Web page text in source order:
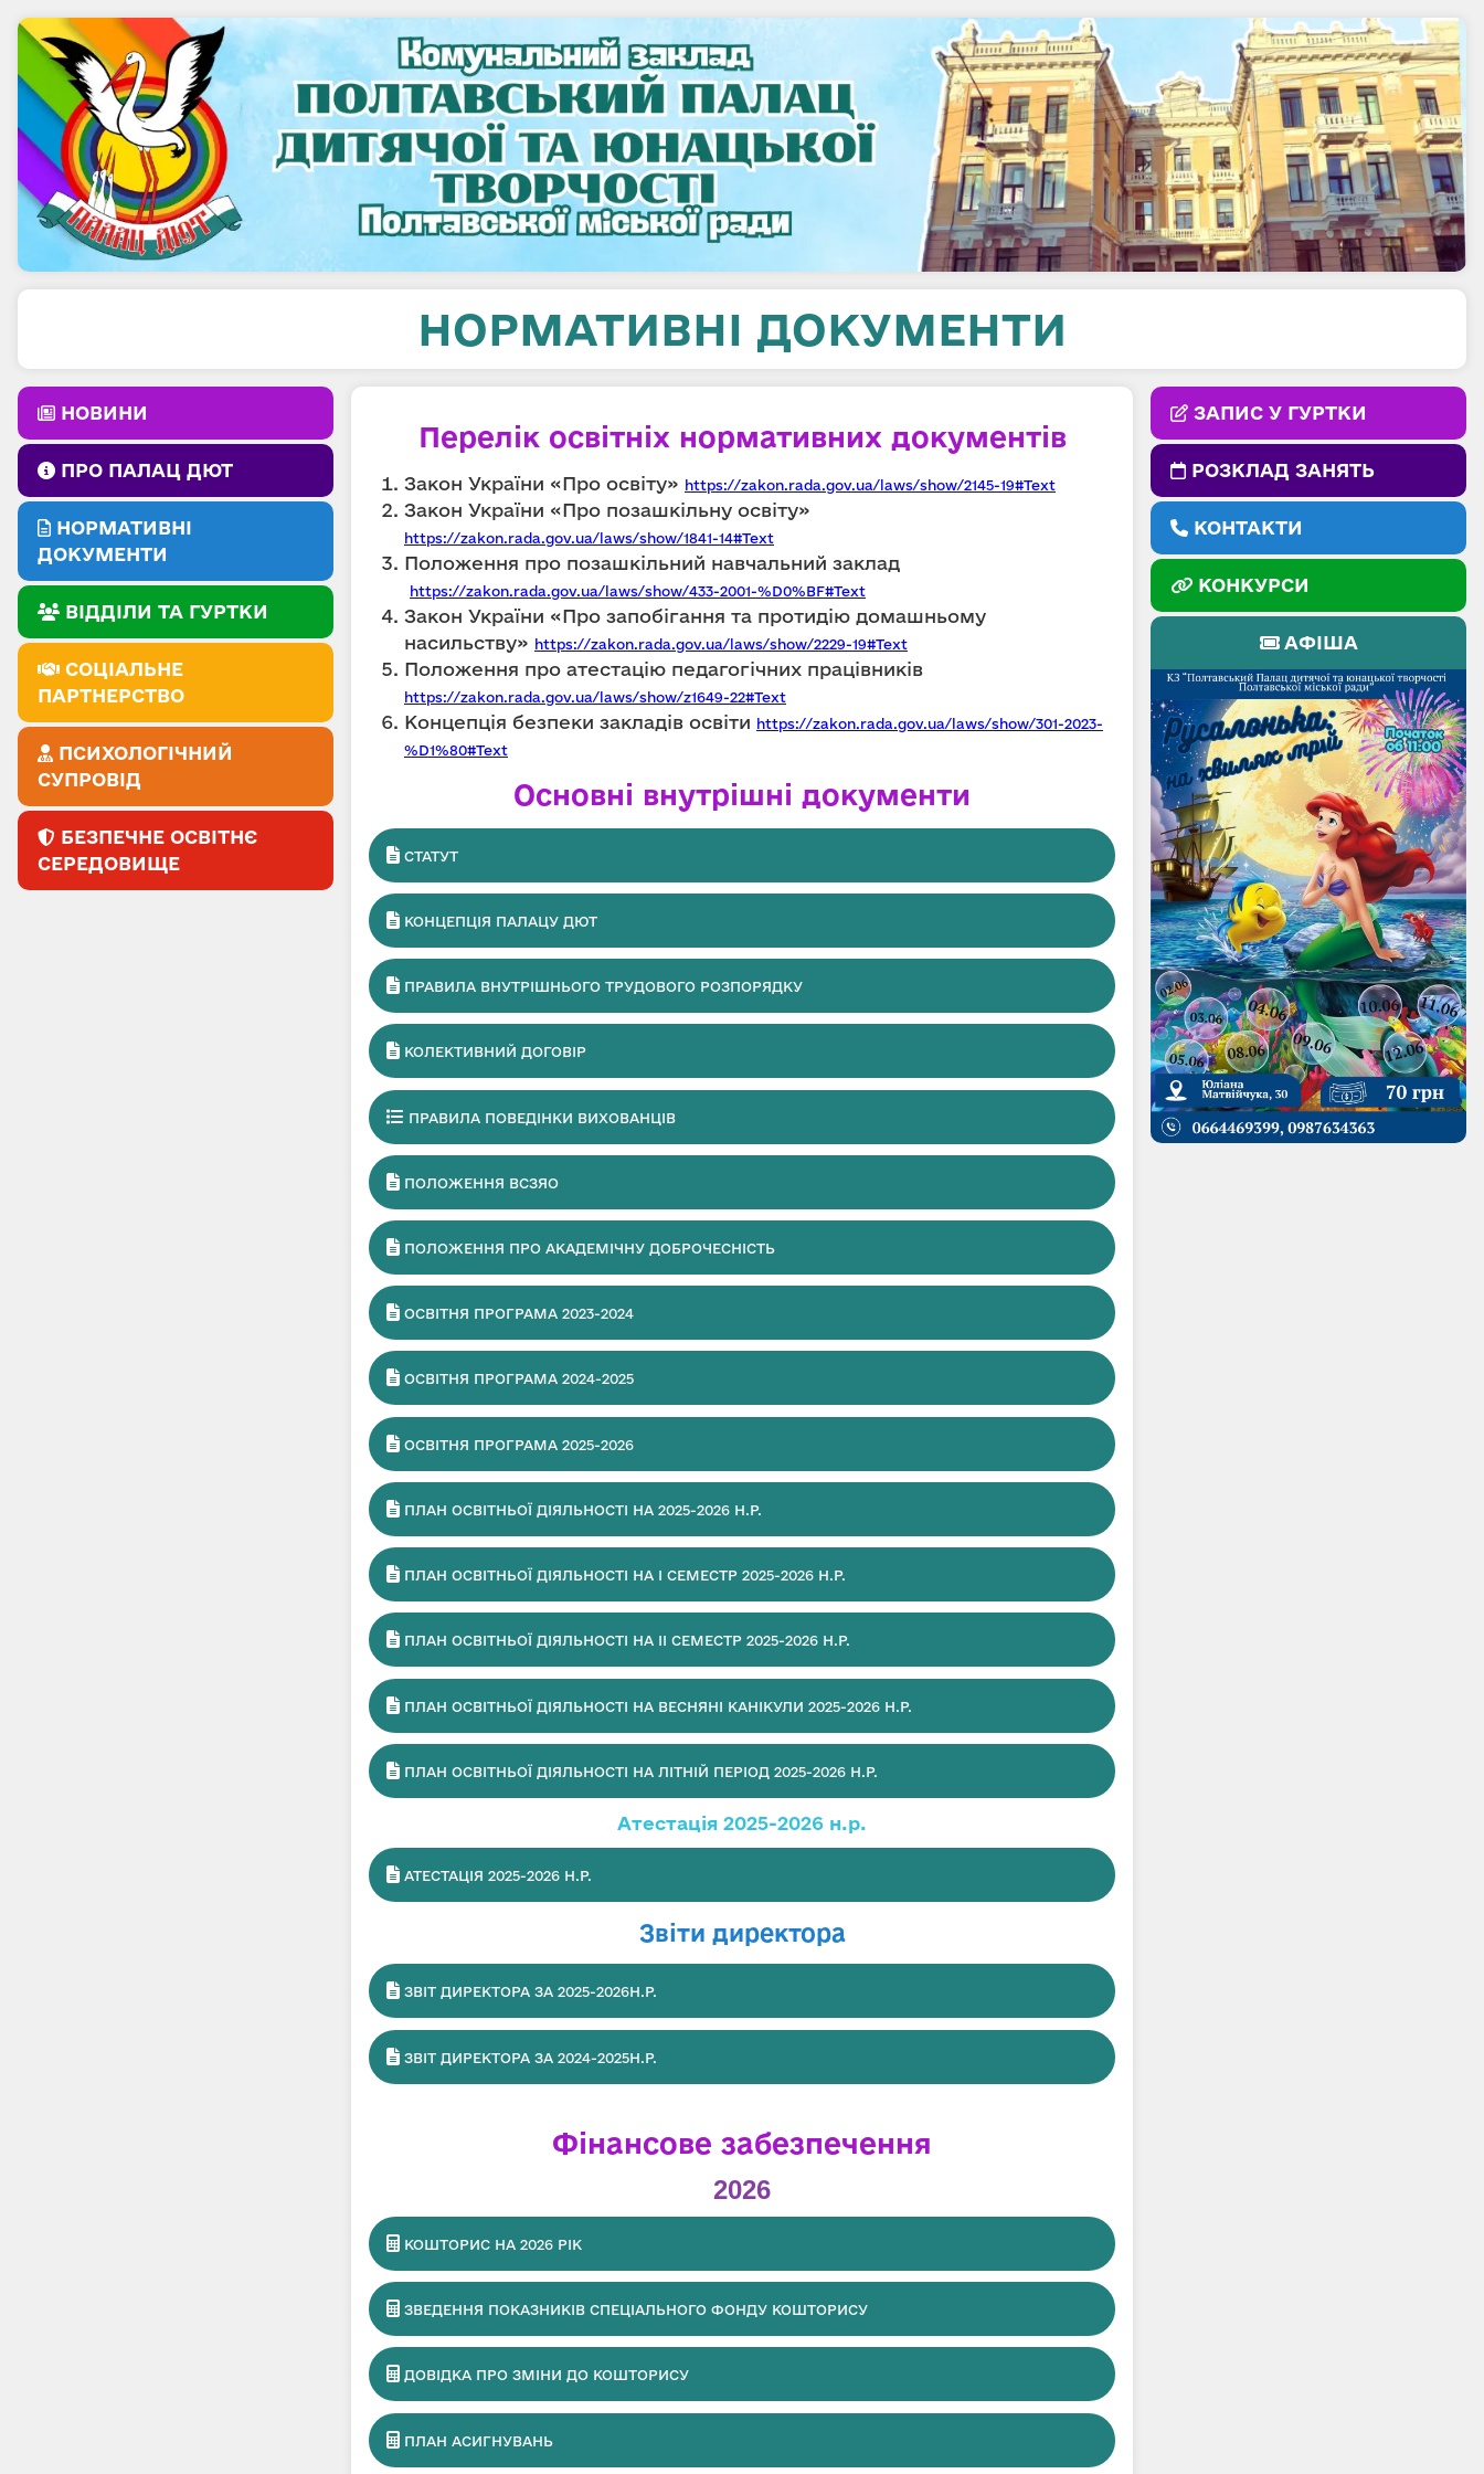
НОВИНИ
ПРО ПАЛАЦ ДЮТ
НОРМАТИВНІ
ДОКУМЕНТИ
ВІДДІЛИ ТА ГУРТКИ
СОЦІАЛЬНЕ
ПАРТНЕРСТВО
ПСИХОЛОГІЧНИЙ
СУПРОВІД
БЕЗПЕЧНЕ ОСВІТНЄ
СЕРЕДОВИЩЕ
ЗАПИС У ГУРТКИ
РОЗКЛАД ЗАНЯТЬ
КОНТАКТИ
КОНКУРСИ
АФІША
НОРМАТИВНІ ДОКУМЕНТИ
Перелік освітніх нормативних документів
Закон України «Про освіту» https://zakon.rada.gov.ua/laws/show/2145-19#Text
Закон України «Про позашкільну освіту»
https://zakon.rada.gov.ua/laws/show/1841-14#Text
Положення про позашкільний навчальний заклад
https://zakon.rada.gov.ua/laws/show/433-2001-%D0%BF#Text
Закон України «Про запобігання та протидію домашньому
насильству» https://zakon.rada.gov.ua/laws/show/2229-19#Text
Положення про атестацію педагогічних працівників
https://zakon.rada.gov.ua/laws/show/z1649-22#Text
Концепція безпеки закладів освіти https://zakon.rada.gov.ua/laws/show/301-2023-
%D1%80#Text
Основні внутрішні документи
СТАТУТ
КОНЦЕПЦІЯ ПАЛАЦУ ДЮТ
ПРАВИЛА ВНУТРІШНЬОГО ТРУДОВОГО РОЗПОРЯДКУ
КОЛЕКТИВНИЙ ДОГОВІР
ПРАВИЛА ПОВЕДІНКИ ВИХОВАНЦІВ
ПОЛОЖЕННЯ ВСЗЯО
ПОЛОЖЕННЯ ПРО АКАДЕМІЧНУ ДОБРОЧЕСНІСТЬ
ОСВІТНЯ ПРОГРАМА 2023-2024
ОСВІТНЯ ПРОГРАМА 2024-2025
ОСВІТНЯ ПРОГРАМА 2025-2026
ПЛАН ОСВІТНЬОЇ ДІЯЛЬНОСТІ НА 2025-2026 Н.Р.
ПЛАН ОСВІТНЬОЇ ДІЯЛЬНОСТІ НА І СЕМЕСТР 2025-2026 Н.Р.
ПЛАН ОСВІТНЬОЇ ДІЯЛЬНОСТІ НА ІІ СЕМЕСТР 2025-2026 Н.Р.
ПЛАН ОСВІТНЬОЇ ДІЯЛЬНОСТІ НА ВЕСНЯНІ КАНІКУЛИ 2025-2026 Н.Р.
ПЛАН ОСВІТНЬОЇ ДІЯЛЬНОСТІ НА ЛІТНІЙ ПЕРІОД 2025-2026 Н.Р.
Атестація 2025-2026 н.р.
АТЕСТАЦІЯ 2025-2026 Н.Р.
Звіти директора
ЗВІТ ДИРЕКТОРА ЗА 2025-2026Н.Р.
ЗВІТ ДИРЕКТОРА ЗА 2024-2025Н.Р.
Фінансове забезпечення
2026
КОШТОРИС НА 2026 РІК
ЗВЕДЕННЯ ПОКАЗНИКІВ СПЕЦІАЛЬНОГО ФОНДУ КОШТОРИСУ
ДОВІДКА ПРО ЗМІНИ ДО КОШТОРИСУ
ПЛАН АСИГНУВАНЬ